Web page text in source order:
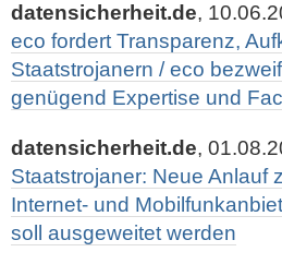
datensicherheit.de,
eco fordert Transparenz,
Staatstrojanern / eco
genügend Expertise und
datensicherheit.de,
Staatstrojaner: Neue Anlauf
Internet- und
soll ausgeweitet werden